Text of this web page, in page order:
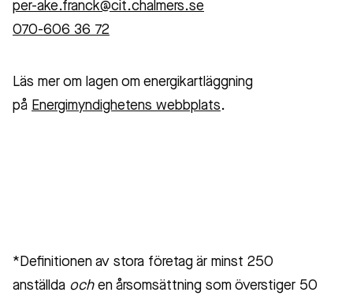
per-ake.franck@cit.chalmers.se
070-606 36 72
Läs mer om lagen om energikartläggning
på Energimyndighetens webbplats.
*Definitionen av stora företag är minst 250
anställda ochen årsomsättning som överstiger 50